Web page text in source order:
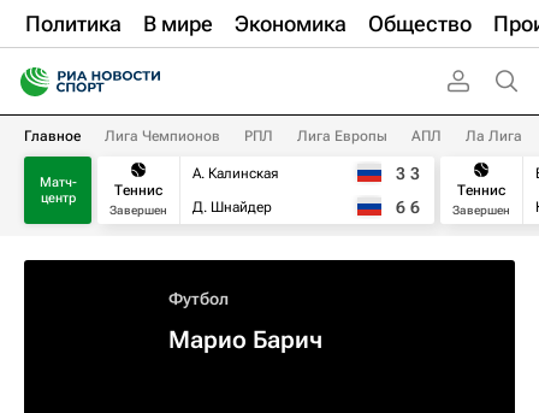
Политика В мире Экономика Общество
Главное Лига Чемпионов РПЛ Лига Европы АПЛ Ла Лига
Матч-
центр
Теннис
Завершен
А. Калинская
Д. Шнайдер
3 3
6 6
Теннис
Завершен
Футбол
Марио Барич